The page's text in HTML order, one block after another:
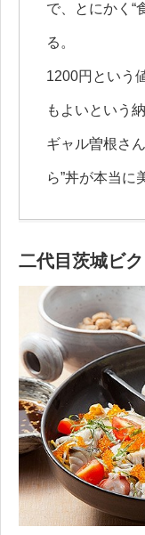
で、とにかく“
る。
1200円という
もよいという
ギャル曽根さ
ら”丼が本当に
二代目茨城ビ